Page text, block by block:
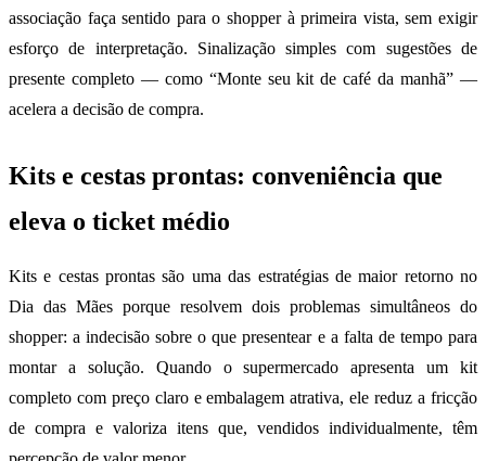
associação faça sentido para o shopper à primeira vista, sem exigir
esforço de interpretação. Sinalização simples com sugestões de
presente completo — como “Monte seu kit de café da manhã” —
acelera a decisão de compra.
Kits e cestas prontas: conveniência que
eleva o ticket médio
Kits e cestas prontas são uma das estratégias de maior retorno no
Dia das Mães porque resolvem dois problemas simultâneos do
shopper: a indecisão sobre o que presentear e a falta de tempo para
montar a solução. Quando o supermercado apresenta um kit
completo com preço claro e embalagem atrativa, ele reduz a fricção
de compra e valoriza itens que, vendidos individualmente, têm